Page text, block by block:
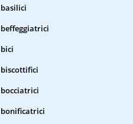
basilici
beffeggiatrici
bici
biscottifici
bocciatrici
bonificatrici